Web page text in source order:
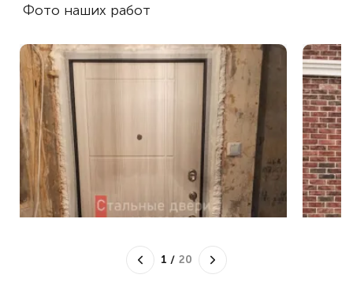
Фото наших работ
1 / 20